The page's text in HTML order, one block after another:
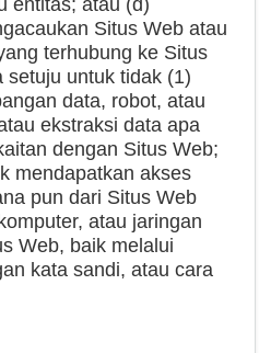
Situs Web atau
terhubung ke Situs
setuju untuk tidak (1)
data, robot, atau
ekstraksi data apa
dengan Situs Web;
mendapatkan akses
pun dari Situs Web
atau jaringan
Web, baik melalui
kata sandi, atau cara